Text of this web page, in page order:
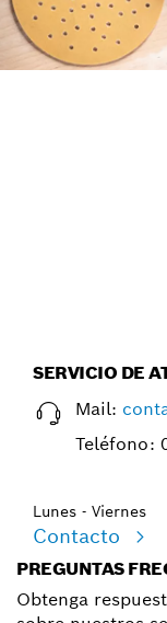
SERVICIO DE
Mail:
Teléfono:
Lunes - Viernes
Contacto
PREGUNTAS
Obtenga